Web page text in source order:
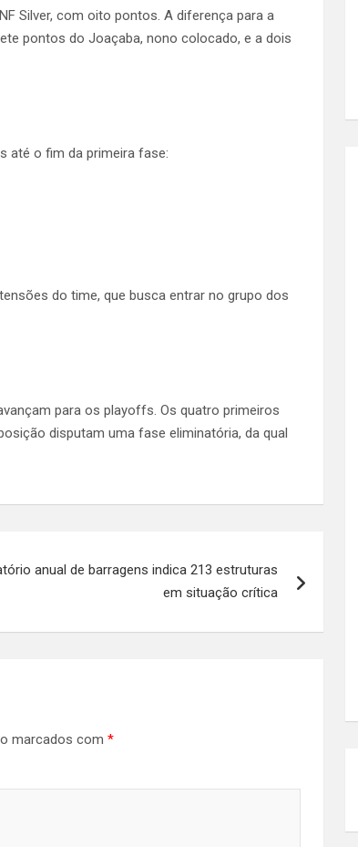
Silver, com oito pontos. A diferença para a
pontos do Joaçaba, nono colocado, e a dois
até o fim da primeira fase:
do time, que busca entrar no grupo dos
para os playoffs. Os quatro primeiros
disputam uma fase eliminatória, da qual
anual de barragens indica 213 estruturas
em situação crítica
marcados com *